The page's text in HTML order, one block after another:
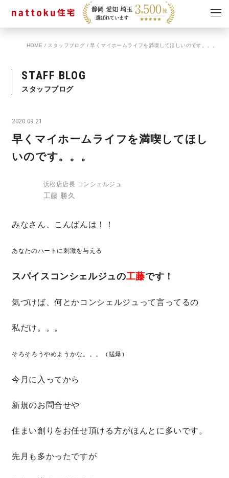
イベント
キャンペーン
ショールーム
スタッフブログ
タップで電話をかける
OWNER’S SITE オーナーズサイト
HOME / スタッフブログ /早くマイホームライフを満喫してほしいのです。。。
STAFF BLOG
スタッフブログ
2020.09.21
早くマイホームライフを満喫してほし
いのです。。。
浜松店店長 コンシェルジュ
工藤 勝久
みなさん、こんばんは！！
あなたのハートに刺激を与える
スパイスコンシェルジュの工藤です！
気づけば、何とかコンシェルジュって言ってるの
私だけ。。。
そろそろうやめようかな。。。（猛爆）
今月に入ってから
新規のお問合せや
住まい創りをお任せ頂ける方がほんとに多いです。
先月も多かったですが